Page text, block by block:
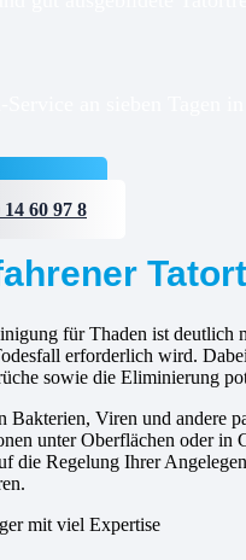
14 60 97 8
für Thaden ist deutlich
erforderlich wird.
sowie die Eliminierung
Bakterien, Viren und andere
unter Oberflächen oder in
die Regelung Ihrer